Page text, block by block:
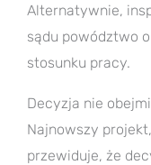
Alternatywnie,
sądu powództwo
stosunku pracy.
Decyzja nie
Najnowszy
przewiduje, że